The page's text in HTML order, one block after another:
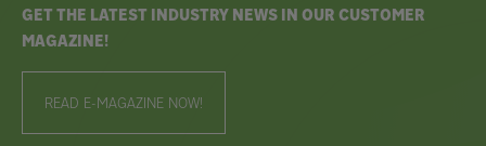
GET THE LATEST INDUSTRY NEWS IN OUR CUSTOMER
MAGAZINE!
READ E-MAGAZINE NOW!